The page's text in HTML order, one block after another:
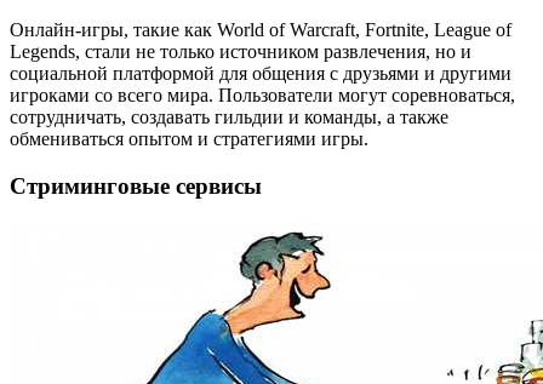
Онлайн-игры, такие как World of Warcraft, Fortnite, League of
Legends, стали не только источником развлечения, но и
социальной платформой для общения с друзьями и другими
игроками со всего мира. Пользователи могут соревноваться,
сотрудничать, создавать гильдии и команды, а также
обмениваться опытом и стратегиями игры.
Стриминговые сервисы